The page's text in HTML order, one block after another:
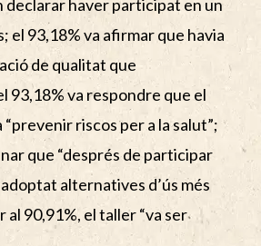
haver participat en un
el 93,18% va afirmar que havia
de qualitat que
93,18% va respondre que el
riscos per a la salut”;
que “després de participar
alternatives d’ús més
al 90,91%, el taller “va ser